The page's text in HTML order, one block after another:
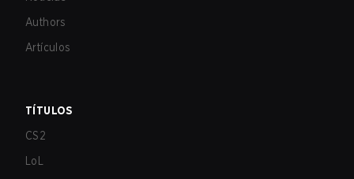
Authors
Artículos
TÍTULOS
CS2
LoL